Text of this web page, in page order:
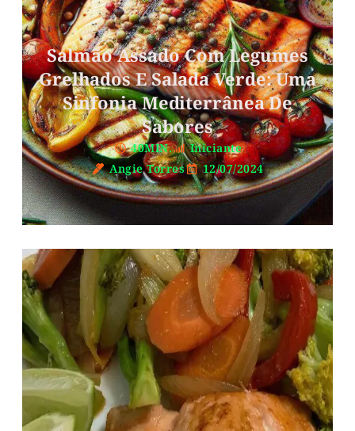
Salmão Assado Com Legumes
Grelhados E Salada Verde: Uma
Sinfonia Mediterrânea De
Sabores
40MIN.
Iniciante
Angie Torres
12/07/2024